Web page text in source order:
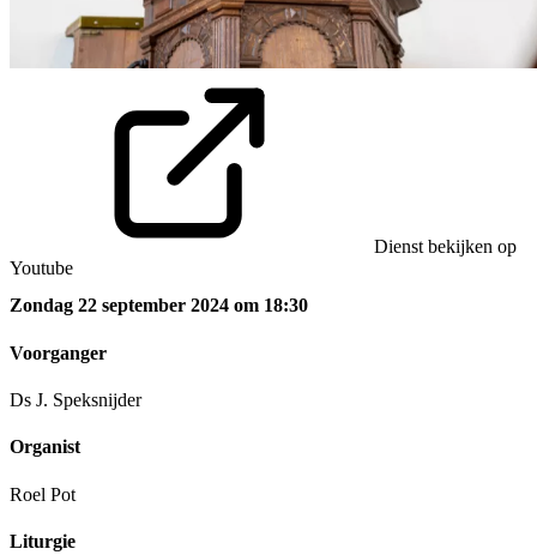
Dienst bekijken op
Youtube
Zondag 22 september 2024 om 18:30
Voorganger
Ds J. Speksnijder
Organist
Roel Pot
Liturgie